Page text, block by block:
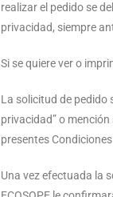
realizar el pedido se
privacidad, siempre
Si se quiere ver o
La solicitud de pedido
privacidad” o
presentes
Una vez efectuada la